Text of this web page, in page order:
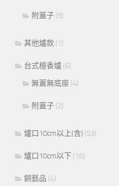
附蓋子 (9)
其他爐款 (1)
台式檀香爐 (6)
無蓋無底座 (4)
附蓋子 (2)
爐口10cm以上(含) (53)
爐口10cm以下 (16)
銅藝品 (4)